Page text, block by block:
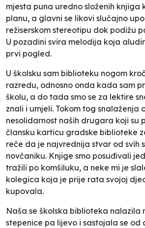
mjesta puna uredno složenih knjiga
planu, a glavni se likovi slučajno
režiserskom stereotipu dok podižu
U pozadini svira melodija koja
prvi pogled.
U školsku sam biblioteku nogom
razredu, odnosno onda kada sam
školu, a do tada smo se za lektire
znali i umjeli. Tokom tog snalaženja
nesolidarnost naših drugara koji su
člansku karticu gradske biblioteke
reče da je najvrednija stvar od svih
novčaniku. Knjige smo posuđivali
tražili po komšiluku, a neke mi je
kolegica koja je prije rata svojoj
kupovala.
Naša se školska biblioteka nalazila
stepenice pa lijevo i sastojala se od